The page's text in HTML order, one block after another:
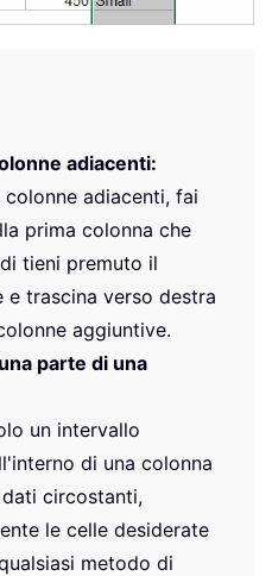
adiacenti:
colonne adiacenti, fai
prima colonna che
tieni premuto il
e trascina verso destra
aggiuntive.
parte di una
un intervallo
di una colonna
circostanti,
le celle desiderate
metodo di